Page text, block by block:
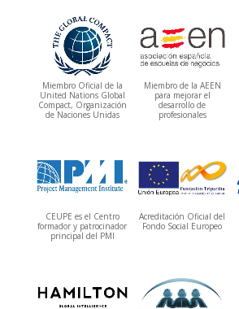
Miembro Oficial de la
United Nations Global
Compact, Organización
de Naciones Unidas
Miembro de la AEEN
para mejorar el
desarrollo de
profesionales
CEUPE es el Centro
formador y patrocinador
principal del PMI
Acreditación Oficial del
Fondo Social Europeo